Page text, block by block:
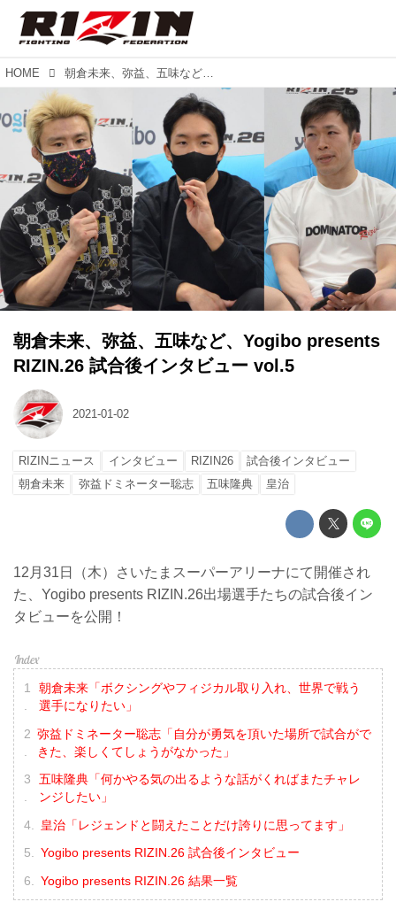
HOME 朝倉未来、弥益、五味など、Yogibo presents RIZIN.26 試合後インタビュー vol.5
朝倉未来、弥益、五味など、Yogibo presents
RIZIN.26 試合後インタビュー vol.5
2021-01-02
RIZINニュース インタビュー RIZIN26
試合後インタビュー
朝倉未来
弥益ドミネーター聡志 五味隆典 皇治
12月31日（木）さいたまスーパーアリーナにて開催され
た、Yogibo presents RIZIN.26出場選手たちの試合後イン
タビューを公開！
朝倉未来「ボクシングやフィジカル取り入れ、世界で戦う
選手になりたい」
弥益ドミネーター聡志「自分が勇気を頂いた場所で試合がで
きた、楽しくてしょうがなかった」
五味隆典「何かやる気の出るような話がくればまたチャレ
ンジしたい」
皇治「レジェンドと闘えたことだけ誇りに思ってます」
Yogibo presents RIZIN.26 試合後インタビュー
Yogibo presents RIZIN.26 結果一覧